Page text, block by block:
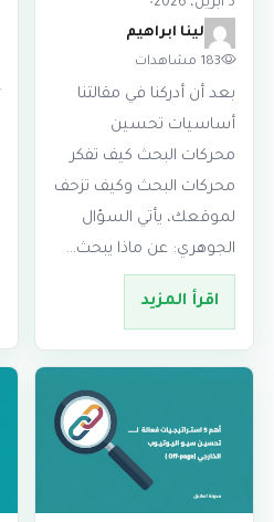
3 أبريل، 2026
•
لينا ابراهيم
183 مشاهدات
بعد أن أدركنا في مقالتنا
أساسيات تحسين
محركات البحث كيف تفكر
محركات البحث وكيف تزحف
لموقعك، يأتي السؤال
الجوهري: عن ماذا يبحث…
اقرأ المزيد